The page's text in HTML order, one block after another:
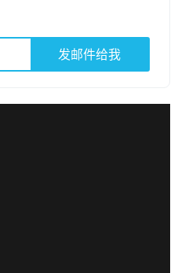
发邮件给我